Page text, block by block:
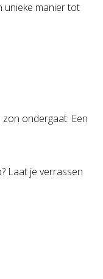
unieke manier tot
ondergaat. Een
Laat je verrassen